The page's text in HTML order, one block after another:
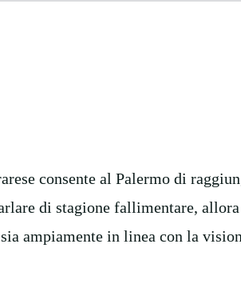
consente al Palermo di
di stagione fallimentare, allora
ampiamente in linea con la